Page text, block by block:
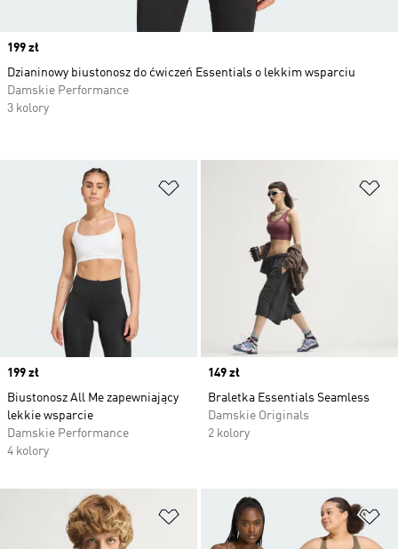
Dodaj do listy życzeń
Price
199 zł
Biustonosz All Me zapewniający
lekkie wsparcie
Damskie Performance
4 kolory
Price
149 zł
Braletka Essentials Seamless
Damskie Originals
2 kolory
Dodaj do listy życzeń
Price
199 zł
Dzianinowy biustonosz do ćwiczeń Essentials o lekkim wsparciu
Damskie Performance
3 kolory